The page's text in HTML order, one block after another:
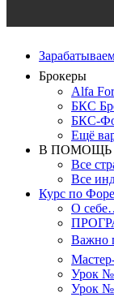
Брокеры
Alfa
БКС
БКС-
Ещё
В ПОМОЩЬ
Все
Все
Курс по
О
Важно
Урок
Урок